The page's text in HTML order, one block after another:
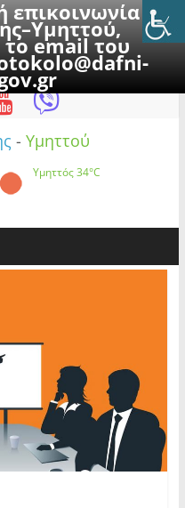
επικοινωνία με
το email του
2026
- Υμηττού
Υμηττός34°C